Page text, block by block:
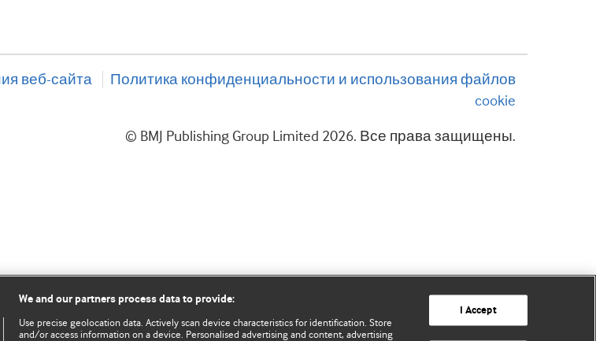
веб-сайта
Политика конфиденциальности и использования файлов
cookie
© BMJ Publishing Group Limited 2026. Все права защищены.
We and our partners process data to provide:
Use precise geolocation data. Actively scan device characteristics for identification. Store
and/or access information on a device. Personalised advertising and content, advertising
I Accept